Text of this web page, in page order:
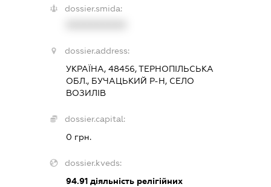
dossier.smida:
dossier.address:
УКРАЇНА, 48456, ТЕРНОПІЛЬСЬКА
ОБЛ., БУЧАЦЬКИЙ Р-Н, СЕЛО
ВОЗИЛІВ
dossier.capital:
0 грн.
dossier.kveds:
94.91діяльність релігійних